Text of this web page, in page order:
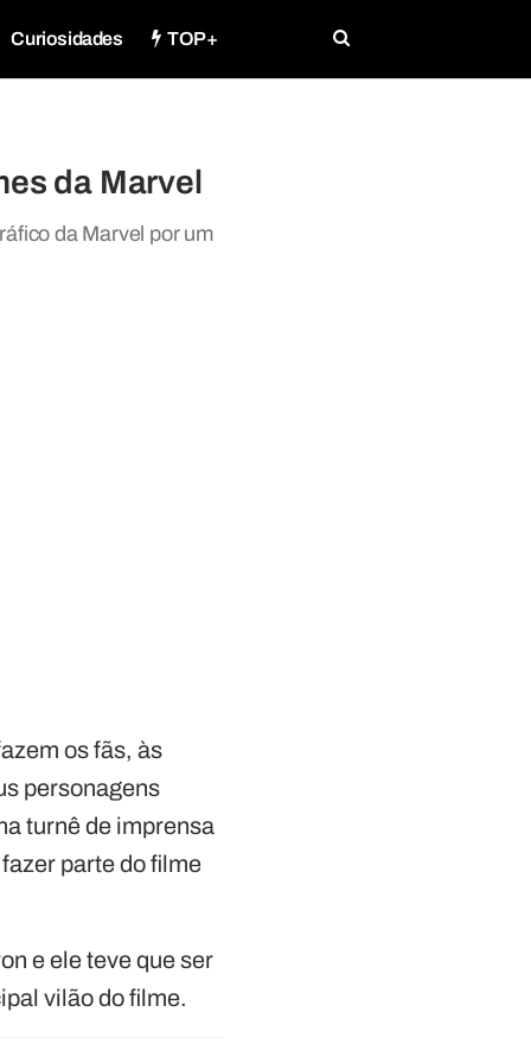
Curiosidades TOP+
da Marvel
da Marvel por um
os fãs, às
personagens
turnê de imprensa
parte do filme
e ele teve que ser
vilão do filme.